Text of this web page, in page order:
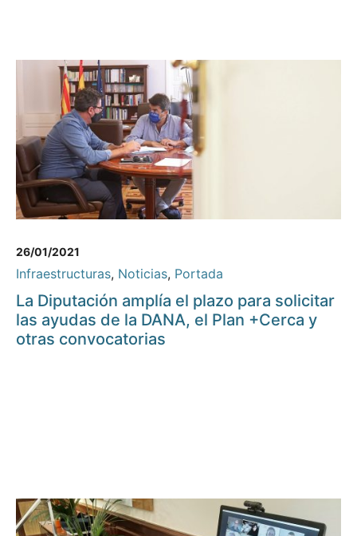
26/01/2021
Infraestructuras, Noticias, Portada
La Diputación amplía el plazo para solicitar
las ayudas de la DANA, el Plan +Cerca y
otras convocatorias